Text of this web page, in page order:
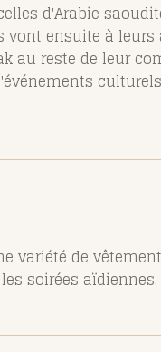
d'Arabie
ensuite à
au reste de leur
variété de
soirées aïdiennes.